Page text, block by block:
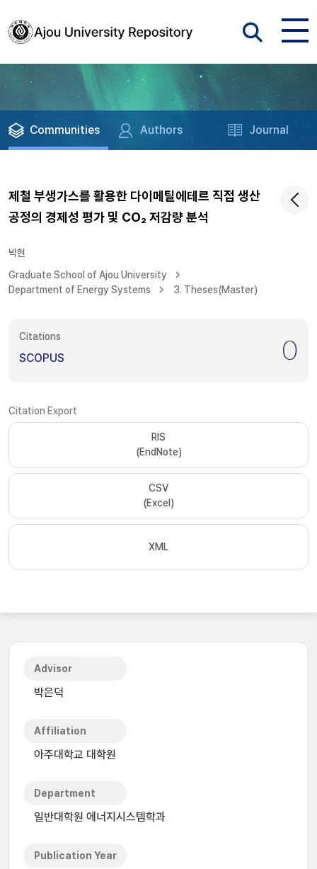
Communities Authors Journal
제철 부생가스를 활용한 다이메틸에테르 직접 생산
공정의 경제성 평가 및 CO₂ 저감량 분석
박현
Graduate School of Ajou University
Department of Energy Systems
3. Theses(Master)
Citations
SCOPUS 0
Citation Export
RIS
(EndNote)
CSV
(Excel)
XML
Advisor
박은덕
Affiliation
아주대학교 대학원
Department
일반대학원 에너지시스템학과
Publication Year